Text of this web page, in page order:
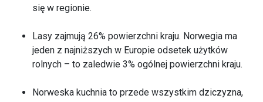
się w regionie.
Lasy zajmują 26% powierzchni kraju. Norwegia ma
jeden z najniższych w Europie odsetek użytków
rolnych – to zaledwie 3% ogólnej powierzchni kraju.
Norweska kuchnia to przede wszystkim dziczyzna,